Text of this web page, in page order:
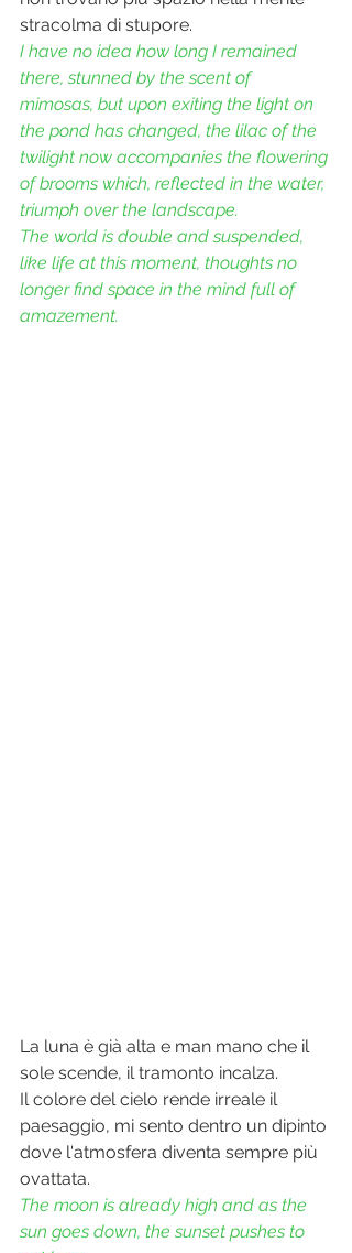
stracolma di stupore.
I have no idea how long I remained
there, stunned by the scent of
mimosas, but upon exiting the light on
the pond has changed, the lilac of the
twilight now accompanies the flowering
of brooms which, reflected in the water,
triumph over the landscape.
The world is double and suspended,
like life at this moment, thoughts no
longer find space in the mind full of
amazement.
La luna è già alta e man mano che il
sole scende, il tramonto incalza.
Il colore del cielo rende irreale il
paesaggio, mi sento dentro un dipinto
dove l'atmosfera diventa sempre più
ovattata.
The moon is already high and as the
sun goes down, the sunset pushes to